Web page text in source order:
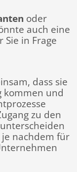
oder
auch eine
Sie in Frage
dass sie
kommen und
zu den
nachdem für